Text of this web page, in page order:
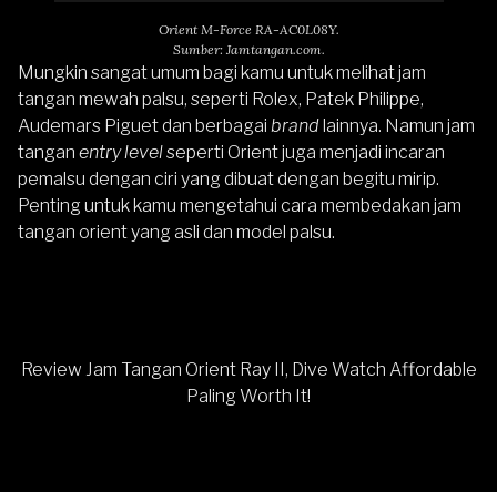
Orient M-Force RA-AC0L08Y.
Sumber: Jamtangan.com.
Mungkin sangat umum bagi kamu untuk melihat jam
tangan mewah palsu, seperti Rolex, Patek Philippe,
Audemars Piguet dan berbagai brandlainnya. Namun jam
tangan entry levelseperti Orient juga menjadi incaran
pemalsu dengan ciri yang dibuat dengan begitu mirip.
Penting untuk kamu mengetahui cara membedakan jam
tangan orient yang asli dan model palsu.
Review Jam Tangan Orient Ray II, Dive Watch Affordable
Paling Worth It!